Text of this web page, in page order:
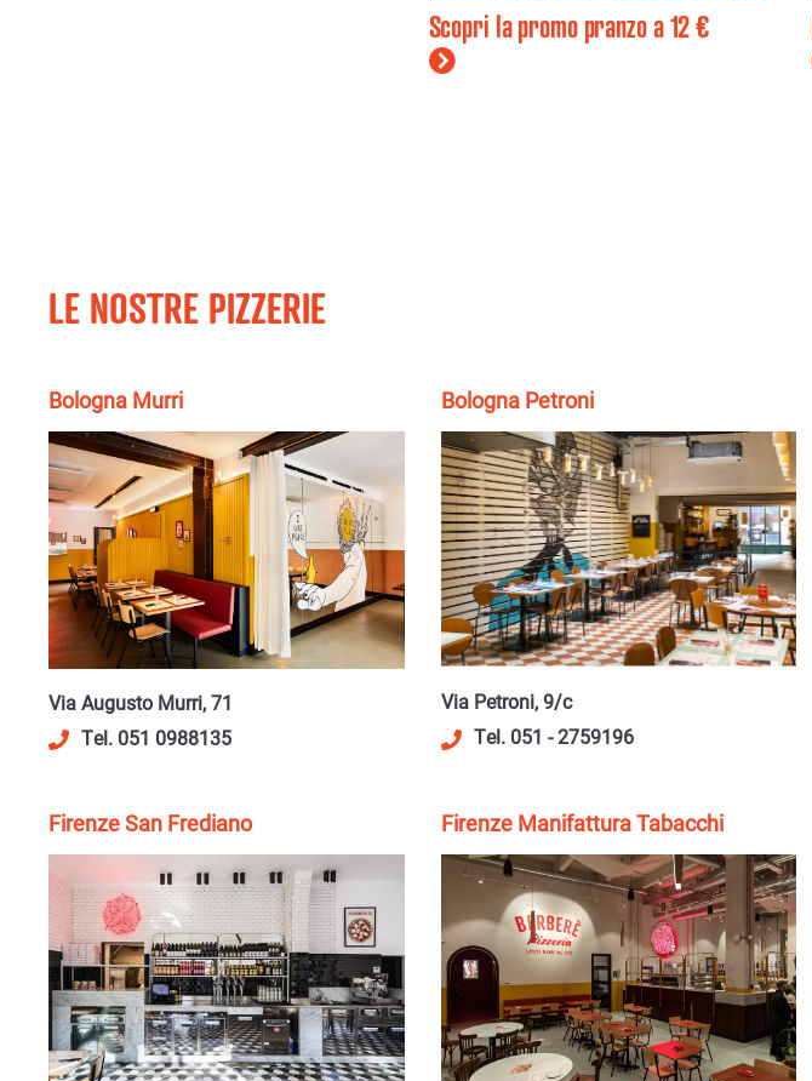
Scopri la promo pranzo a 12 €
LE NOSTRE PIZZERIE
Bologna Murri
Via Augusto Murri, 71
Tel. 051 0988135
Bologna Petroni
Via Petroni, 9/c
Tel. 051 - 2759196
Firenze San Frediano Firenze Manifattura Tabacchi